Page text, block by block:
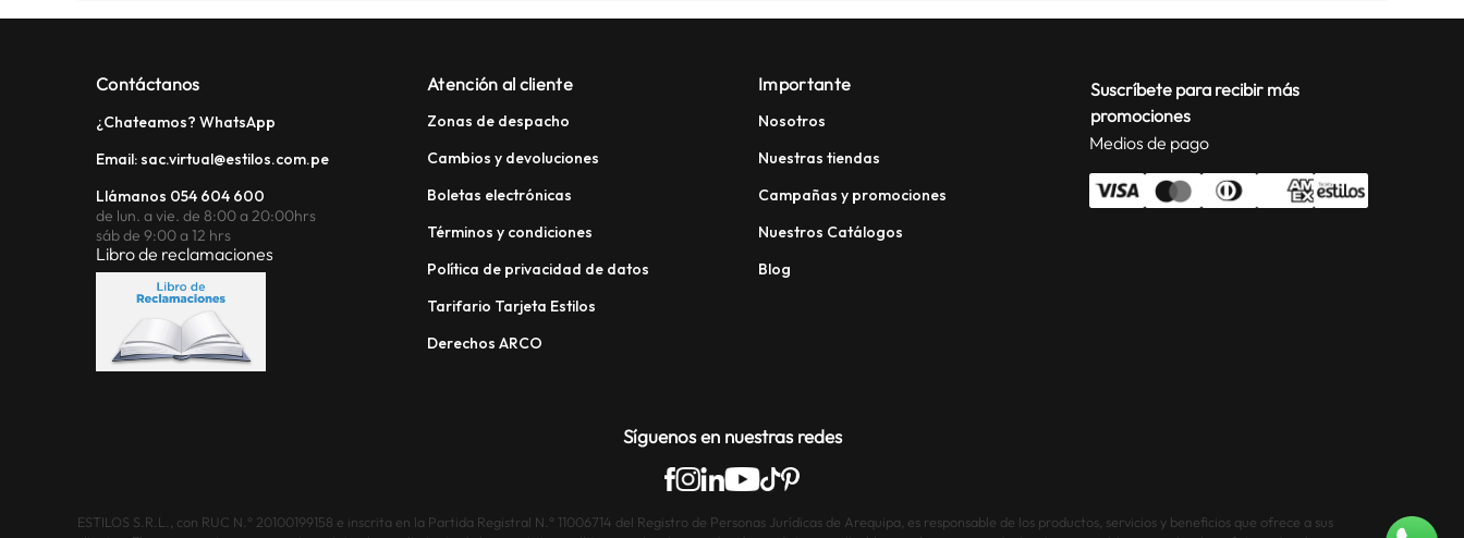
Contáctanos
¿Chateamos? WhatsApp
Email: sac.virtual@estilos.com.pe
Llámanos 054 604 600
de lun. a vie. de 8:00 a 20:00hrs
sáb de 9:00 a 12 hrs
Libro de reclamaciones
Atención al cliente
Zonas de despacho
Cambios y devoluciones
Boletas electrónicas
Términos y condiciones
Política de privacidad de datos
Tarifario Tarjeta Estilos
Derechos ARCO
Importante
Nosotros
Nuestras tiendas
Campañas y promociones
Nuestros Catálogos
Blog
Suscríbete para recibir más
promociones
Medios de pago
Síguenos en nuestras redes
ESTILOS S.R.L., con RUC N.° 20100199158 e inscrita en la Partida Registral N.° 11006714 del Registro de Personas Jurídicas de Arequipa, es responsable de los productos, servicios y beneficios que ofrece a sus